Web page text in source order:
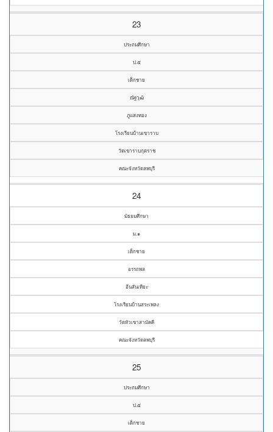
23
ประถมศึกษา
ป.๕
เด็กชาย
ณัฐวุฒิ
ภูแสงทอง
โรงเรียนบ้านเขาราบ
วัดเขาราบกุตราช
คณะจังหวัดลพบุรี
24
มัธยมศึกษา
ม.๑
เด็กชาย
อรรถพล
อ้นสันเทียะ
โรงเรียนบ้านสระเพลง
วัดหัวเขาสามัคคี
คณะจังหวัดลพบุรี
25
ประถมศึกษา
ป.๕
เด็กชาย